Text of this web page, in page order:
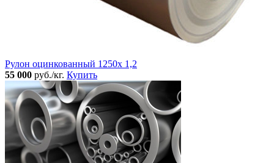
Рулон оцинкованный 1250х 1,2
55 000 руб./кг. Купить